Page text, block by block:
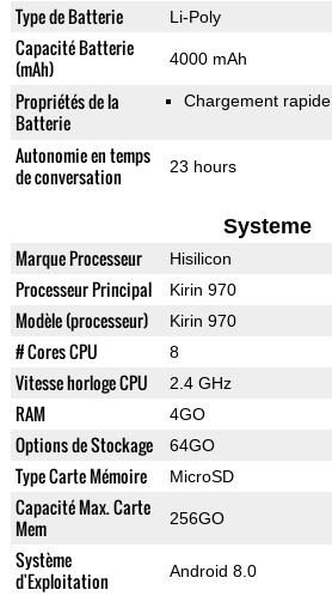
Type de Batterie Li-Poly
Capacité Batterie
(mAh)
4000 mAh
Propriétés de la
Batterie
Chargement rapide
Autonomie en temps
de conversation
23 hours
Systeme
Marque Processeur Hisilicon
Processeur Principal Kirin 970
Modèle (processeur) Kirin 970
# Cores CPU 8
Vitesse horloge CPU 2.4 GHz
RAM 4GO
Options de Stockage 64GO
Type Carte Mémoire MicroSD
Capacité Max. Carte
Mem
256GO
Système
d'Exploitation
Android 8.0